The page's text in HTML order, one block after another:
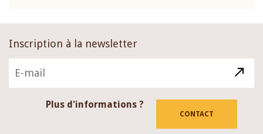
Inscription à la newsletter
Plus d'informations ?
CONTACT